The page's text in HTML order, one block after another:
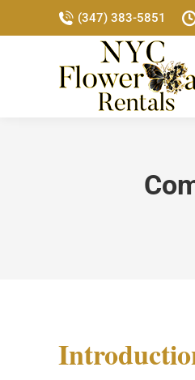
(347) 383-5851